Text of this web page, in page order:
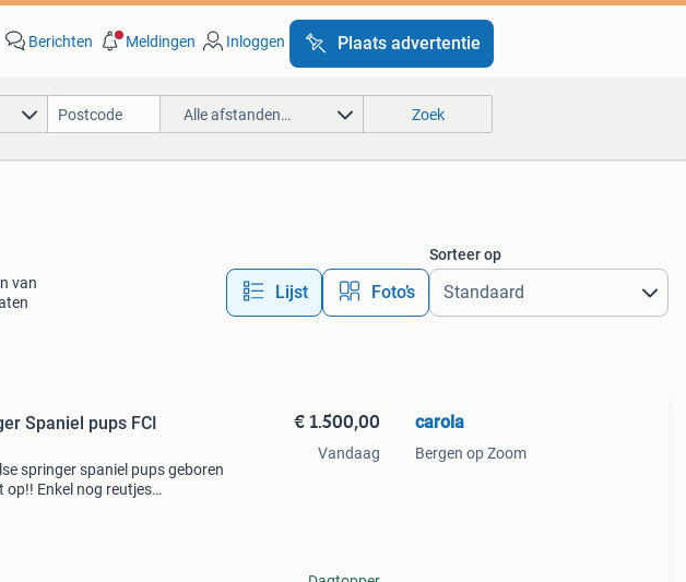
Berichten Meldingen Inloggen Plaats advertentie
Alle afstanden… Zoek
van
Lijst Foto’s
Sorteer op
Spaniel pups FCI
springer spaniel pups geboren
op!! Enkel nog reutjes
€ 1.500,00
Vandaag
carola
Bergen op Zoom